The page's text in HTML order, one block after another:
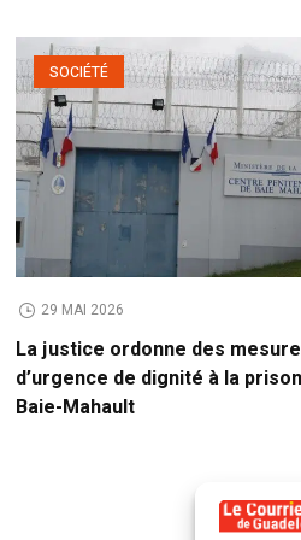
SOCIÉTÉ
29 MAI 2026
La justice ordonne des
d’urgence de dignité à la
Baie-Mahault